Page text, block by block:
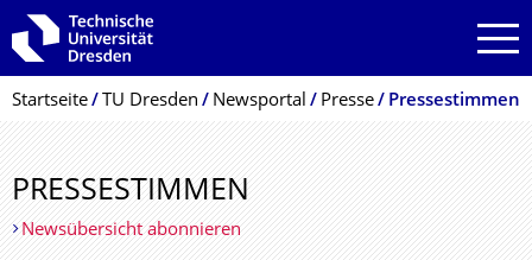
Zur Hauptnavigation springen
Zur Suche springen
Zum Inhalt springen
Breadcrumb-Menü
Startseite TU Dresden Newsportal Presse Pressestimmen
PRESSESTIMMEN
Newsübersicht abonnieren